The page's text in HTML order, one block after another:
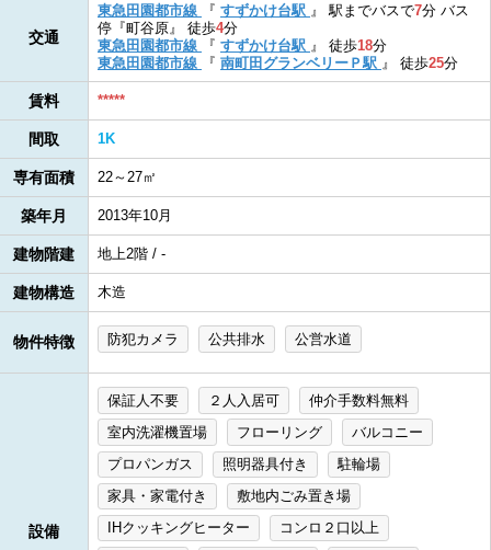
交通
東急田園都市線 『 すずかけ台駅 』 駅までバスで7分 バス
停『町谷原』 徒歩4分
東急田園都市線
『 すずかけ台駅 』 徒歩18分
東急田園都市線
『 南町田グランベリーＰ駅 』 徒歩25分
賃料 *****
間取 1K
専有面積 22～27㎡
築年月 2013年10月
建物階建 地上2階 / -
建物構造 木造
物件特徴 防犯カメラ 公共排水 公営水道
設備
保証人不要 ２人入居可
仲介手数料無料
室内洗濯機置場
フローリング
バルコニー
プロパンガス
照明器具付き
駐輪場
家具・家電付き
敷地内ごみ置き場
IHクッキングヒーター
コンロ２口以上